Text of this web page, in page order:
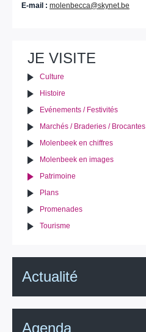
E-mail : molenbecca@skynet.be
JE VISITE
Culture
Histoire
Evénements / Festivités
Marchés / Braderies / Brocantes
Molenbeek en chiffres
Molenbeek en images
Patrimoine
Plans
Promenades
Tourisme
Actualité
Agenda